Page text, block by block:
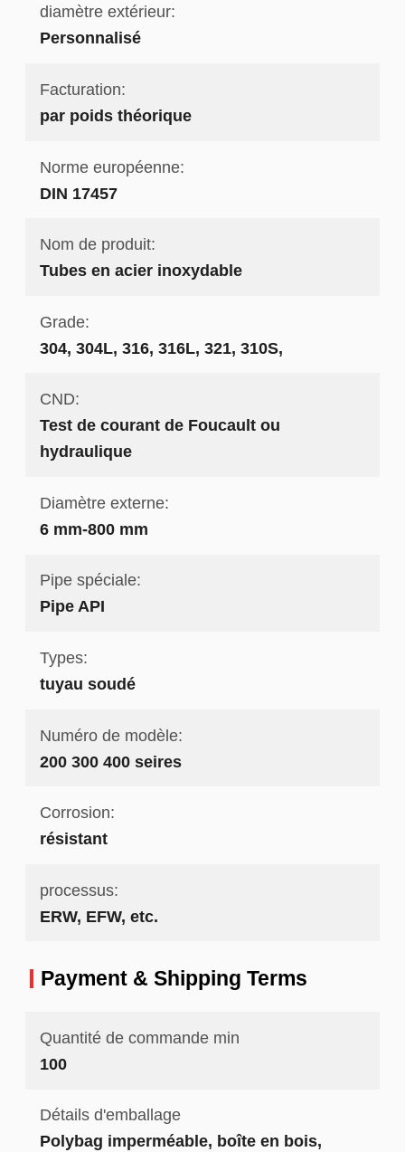
diamètre extérieur:
Personnalisé
Facturation:
par poids théorique
Norme européenne:
DIN 17457
Nom de produit:
Tubes en acier inoxydable
Grade:
304, 304L, 316, 316L, 321, 310S,
CND:
Test de courant de Foucault ou
hydraulique
Diamètre externe:
6 mm-800 mm
Pipe spéciale:
Pipe API
Types:
tuyau soudé
Numéro de modèle:
200 300 400 seires
Corrosion:
résistant
processus:
ERW, EFW, etc.
Payment & Shipping Terms
Quantité de commande min
100
Détails d'emballage
Polybag imperméable, boîte en bois,